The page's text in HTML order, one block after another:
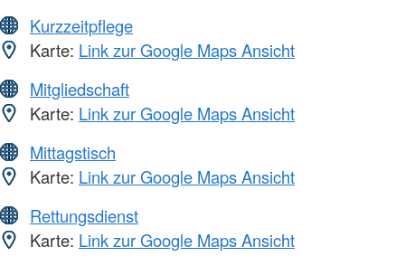
Kurzzeitpflege
Karte: Link zur Google Maps Ansicht
Mitgliedschaft
Karte: Link zur Google Maps Ansicht
Mittagstisch
Karte: Link zur Google Maps Ansicht
Rettungsdienst
Karte: Link zur Google Maps Ansicht